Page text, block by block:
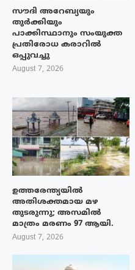
സൗദി അറേബ്യയും
തുർക്കിയും
പാക്കിസ്ഥാനും സംയുക്ത
പ്രതിരോധ കരാറിൽ
ഒപ്പുവച്ചു
August 7, 2026
ഉത്തരേന്ത്യയിൽ
അതിശക്തമായ മഴ
തുടരുന്നു; അസമിൽ
മാത്രം മരണം 97 ആയി.
August 7, 2026